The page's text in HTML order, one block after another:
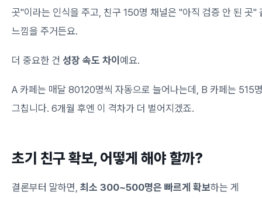
곳"이라는 인식을 주고, 친구 150명 채널은 "아직 검증 안 된 곳"
느낌을 주거든요.
더 중요한 건 성장 속도 차이 예요.
A 카페는 매달 80120명씩 자동으로 늘어나는데, B 카페는 515
그칩니다. 6개월 후엔 이 격차가 더 벌어지겠죠.
초기 친구 확보, 어떻게 해야 할까?
결론부터 말하면, 최소 300~500명은 빠르게 확보하는 게